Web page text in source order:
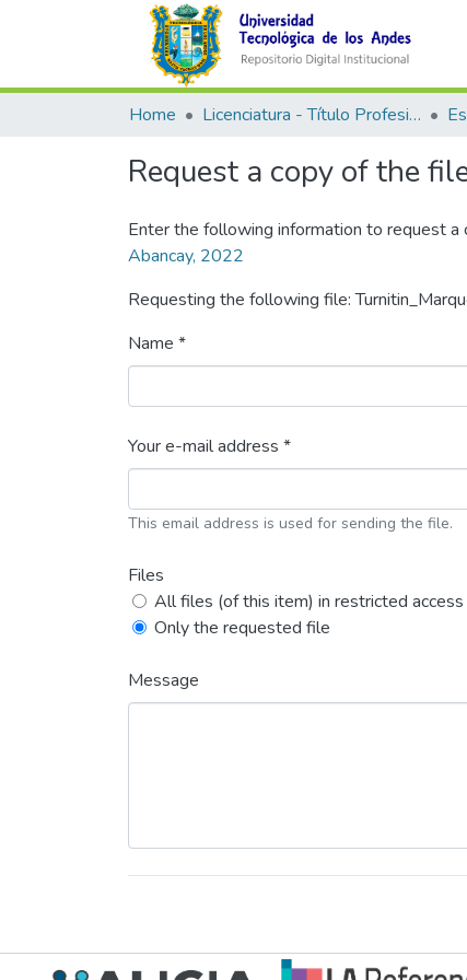
Home Licenciatura - Título Profesional
Request a copy of the
Enter the following information to request
Abancay, 2022
Requesting the following file:
Name *
Your e-mail address *
This email address is used for sending the file.
Files
All files (of this item) in restricted access
Only the requested file
Message